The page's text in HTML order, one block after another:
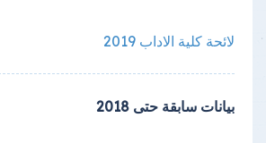
لائحة كلية الاداب 2019
بيانات سابقة حتى 2018